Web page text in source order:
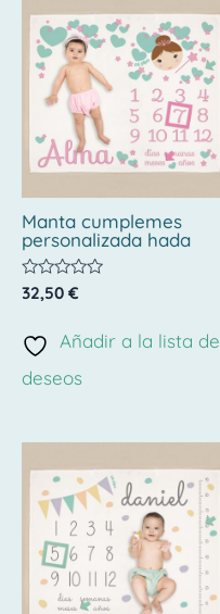
Manta cumplemes
personalizada hada
Valorado
con
de
5
32,50 €
Añadir a la lista de
deseos